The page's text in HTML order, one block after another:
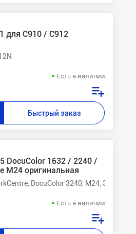
для C910 / C912
Есть в наличии
Быстрый заказ
DocuColor 1632 / 2240 /
M24 оригинальная
DocuColor 3240, M24, 3535,
Есть в наличии